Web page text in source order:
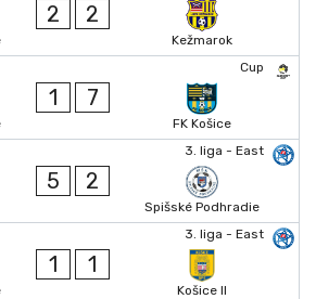
2 2
Kežmarok
Cup
1 7
FK Košice
3. liga - East
5 2
Spišské Podhradie
3. liga - East
1 1
Košice II